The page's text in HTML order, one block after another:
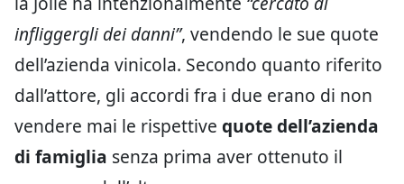
infliggergli dei danni”, vendendo le sue quote
dell’azienda vinicola. Secondo quanto riferito
dall’attore, gli accordi fra i due erano di non
vendere mai le rispettive quote dell’azienda
di famiglia senza prima aver ottenuto il